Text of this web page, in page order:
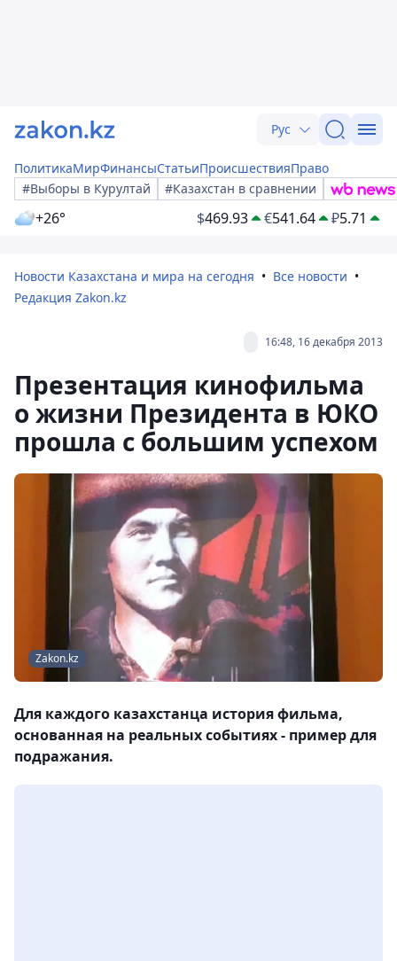
Рус
ПолитикаМирФинансыСтатьиПроисшествияПраво
#Выборы в Курултай
#Казахстан в сравнении
+26° $469.93 €541.64 ₽5.71
Новости Казахстана и мира на сегодня
Все новости
Редакция Zakon.kz
16:48, 16 декабря 2013
Презентация кинофильма
о жизни Президента в ЮКО
прошла с большим успехом
Zakon.kz
Для каждого казахстанца история фильма,
основанная на реальных событиях - пример для
подражания.